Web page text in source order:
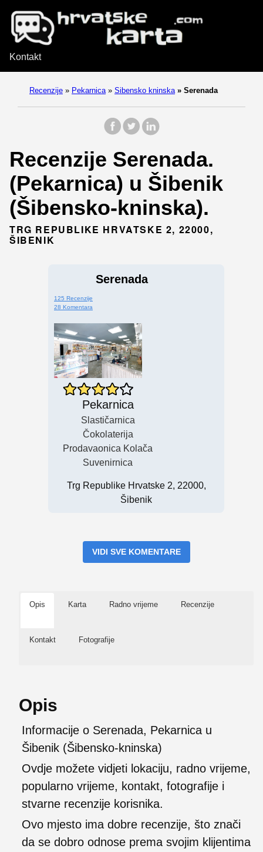
Kontakt
Recenzije » Pekarnica » Sibensko kninska » Serenada
Recenzije Serenada.
(Pekarnica) u Šibenik
(Šibensko-kninska).
TRG REPUBLIKE HRVATSKE 2, 22000,
ŠIBENIK
Serenada
125 Recenzije
28 Komentara
Pekarnica
Slastičarnica
Čokolaterija
Prodavaonica Kolača
Suvenirnica
Trg Republike Hrvatske 2, 22000,
Šibenik
VIDI SVE KOMENTARE
Opis Karta Radno vrijeme Recenzije
Kontakt Fotografije
Opis
Informacije o Serenada, Pekarnica u
Šibenik (Šibensko-kninska)
Ovdje možete vidjeti lokaciju, radno vrijeme,
popularno vrijeme, kontakt, fotografije i
stvarne recenzije korisnika.
Ovo mjesto ima dobre recenzije, što znači
da se dobro odnose prema svojim klijentima